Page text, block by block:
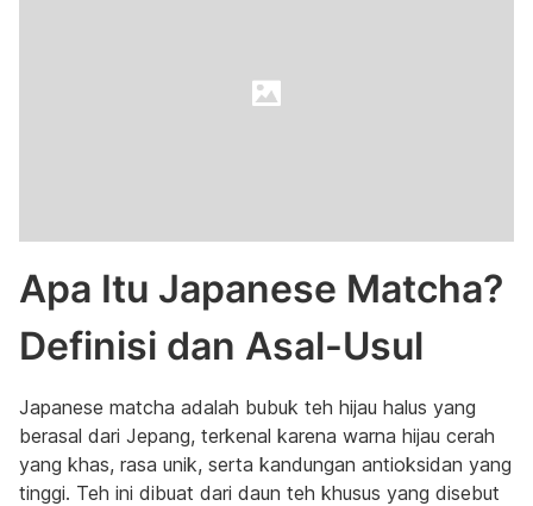
Apa Itu Japanese Matcha?
Definisi dan Asal-Usul
Japanese matcha adalah bubuk teh hijau halus yang
berasal dari Jepang, terkenal karena warna hijau cerah
yang khas, rasa unik, serta kandungan antioksidan yang
tinggi. Teh ini dibuat dari daun teh khusus yang disebut